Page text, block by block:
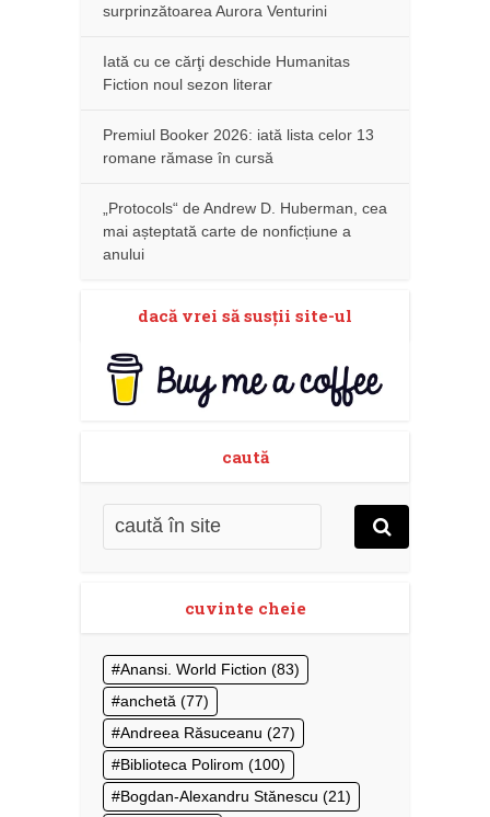
surprinzătoarea Aurora Venturini
Iată cu ce cărţi deschide Humanitas
Fiction noul sezon literar
Premiul Booker 2026: iată lista celor 13
romane rămase în cursă
„Protocols“ de Andrew D. Huberman, cea
mai așteptată carte de nonficțiune a
anului
dacă vrei să susţii site-ul
caută
cuvinte cheie
Anansi. World Fiction (83)
anchetă (77)
Andreea Răsuceanu (27)
Biblioteca Polirom (100)
Bogdan-Alexandru Stănescu (21)